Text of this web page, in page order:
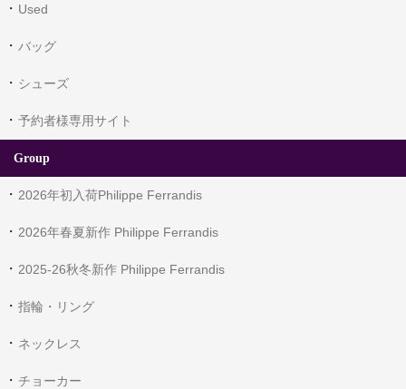
Used
バッグ
シューズ
予約者様専用サイト
Group
2026年初入荷Philippe Ferrandis
2026年春夏新作 Philippe Ferrandis
2025-26秋冬新作 Philippe Ferrandis
指輪・リング
ネックレス
チョーカー